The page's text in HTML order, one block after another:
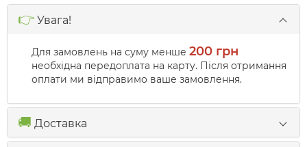
👉 Увага!
Для замовлень на суму менше 200 грн
необхідна передоплата на карту. Після отримання
оплати ми відправимо ваше замовлення.
🚚 Доставка